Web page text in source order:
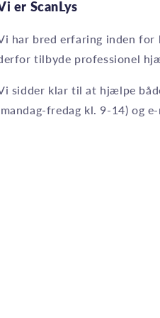
er ScanLys
har bred erfaring inden for
tilbyde professionel
sidder klar til at hjælpe
fredag kl. 9-14) og